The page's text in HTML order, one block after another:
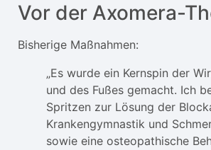
Vor der Axomera-
Bisherige Maßnahmen:
„Es wurde ein Kernspin der
und des Fußes gemacht. Ich
Spritzen zur Lösung der
Krankengymnastik und
sowie eine osteopathische